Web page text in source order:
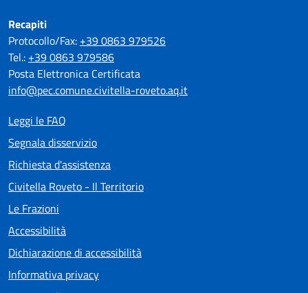
Recapiti
Protocollo/Fax: +39 0863 979526
Tel.: +39 0863 979586
Posta Elettronica Certificata
info@pec.comune.civitella-roveto.aq.it
Leggi le FAQ
Segnala disservizio
Richiesta d'assistenza
Civitella Roveto - Il Territorio
Le Frazioni
Accessibilità
Dichiarazione di accessibilità
Informativa privacy